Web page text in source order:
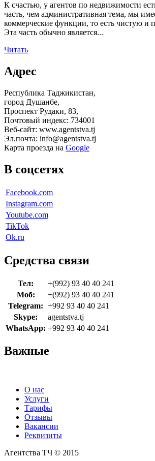
К счастью, у агентов по недвижимости
часть, чем административная тема, мы
коммерческие функции, то есть чистую и
Эта часть обычно является...
Читать
Адрес
Республика Таджикистан,
город Душанбе,
Проспект Рудаки, 83,
Почтовый индекс: 734001
Веб-сайт: www.agentstva.tj
Эл.почта: info@agentstva.tj
Карта проезда на Google
В соцсетях
Facebook.com
Instagram.com
Youtube.com
TikTok
Ok.ru
Средства связи
Тел:
+(992) 93 40 40 241
Моб:
+(992) 93 40 40 241
Telegram: +992 93 40 40 241
Skype:
agentstva.tj
WhatsApp: +992 93 40 40 241
Важные
О нас
Услуги
Тарифы
Отзывы
Вакансии
Реквизиты
Агентства ТЧ © 2015